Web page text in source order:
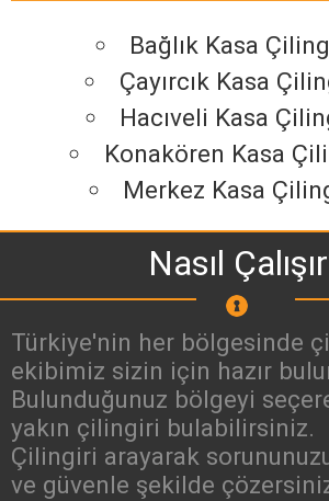
Bağlık Kasa
Çayırcık Kasa
Hacıveli Kasa
Konakören Kasa
Merkez Kasa
Nasıl
Türkiye'nin her bölgesinde
ekibimiz sizin için hazır
Bulunduğunuz bölgeyi
yakın çilingiri bulabilirsiniz.
Çilingiri arayarak
ve güvenle şekilde